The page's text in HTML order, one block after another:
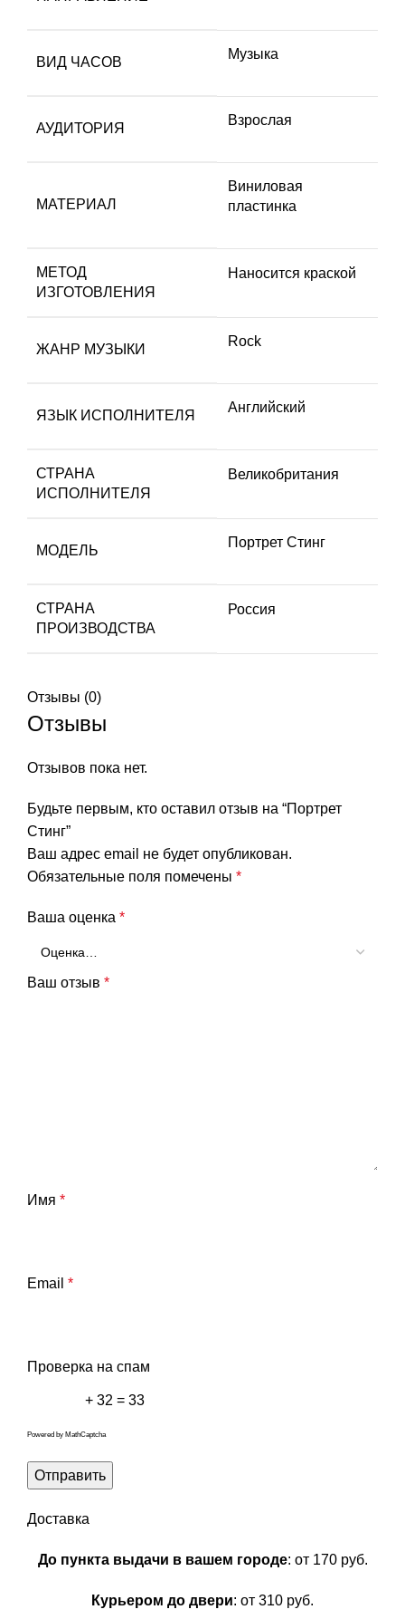
ВИД ЧАСОВ
Музыка
АУДИТОРИЯ
Взрослая
МАТЕРИАЛ
Виниловая
пластинка
МЕТОД
ИЗГОТОВЛЕНИЯ
Наносится краской
ЖАНР МУЗЫКИ
Rock
ЯЗЫК ИСПОЛНИТЕЛЯ
Английский
СТРАНА
ИСПОЛНИТЕЛЯ
Великобритания
МОДЕЛЬ
Портрет Стинг
СТРАНА
ПРОИЗВОДСТВА
Россия
Отзывы (0)
Отзывы
Отзывов пока нет.
Будьте первым, кто оставил отзыв на “Портрет
Стинг”
Ваш адрес email не будет опубликован.
Обязательные поля помечены *
Ваша оценка *
Ваш отзыв *
Имя *
Email *
Проверка на спам
+ 32 = 33
Powered by MathCaptcha
Доставка
До пункта выдачи в вашем городе: от 170 руб.
Курьером до двери: от 310 руб.